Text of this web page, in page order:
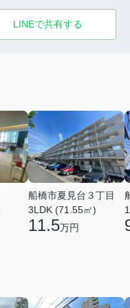
LINEで共有する
船橋市夏見台３丁目
3LDK (71.55㎡)
11.5万円